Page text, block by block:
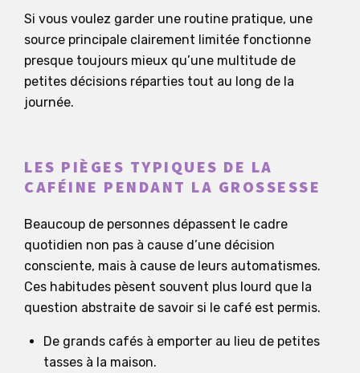
Si vous voulez garder une routine pratique, une
source principale clairement limitée fonctionne
presque toujours mieux qu’une multitude de
petites décisions réparties tout au long de la
journée.
LES PIÈGES TYPIQUES DE LA
CAFÉINE PENDANT LA GROSSESSE
Beaucoup de personnes dépassent le cadre
quotidien non pas à cause d’une décision
consciente, mais à cause de leurs automatismes.
Ces habitudes pèsent souvent plus lourd que la
question abstraite de savoir si le café est permis.
De grands cafés à emporter au lieu de petites
tasses à la maison.